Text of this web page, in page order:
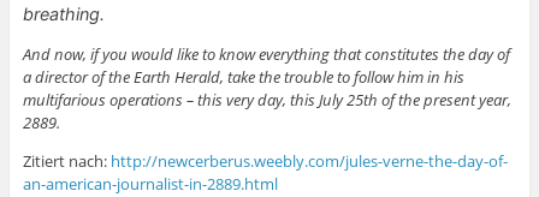
breathing.
And now, if you would like to know everything that constitutes the day of
a director of the Earth Herald, take the trouble to follow him in his
multifarious operations – this very day, this July 25th of the present year,
2889.
Zitiert nach: http://newcerberus.weebly.com/jules-verne-the-day-of-
an-american-journalist-in-2889.html